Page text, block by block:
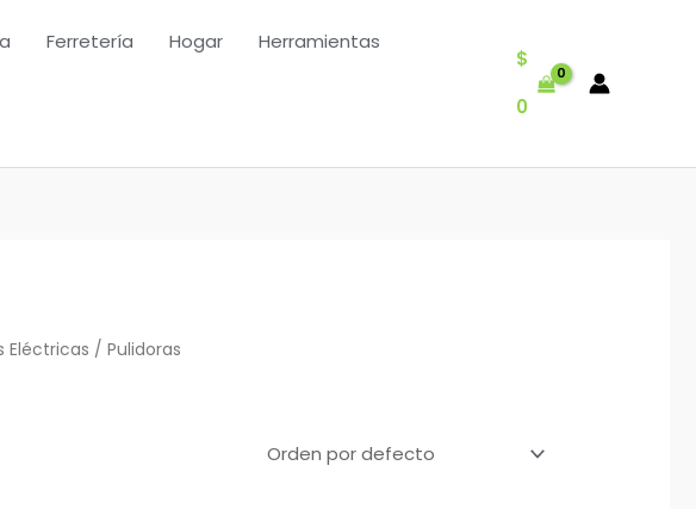
Ferretería Hogar Herramientas
$
0
Eléctricas / Pulidoras